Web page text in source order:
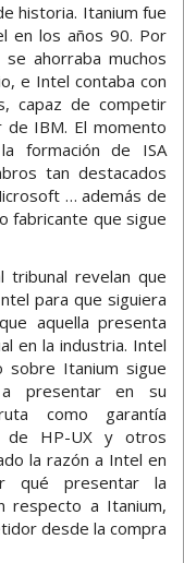
historia. Itanium fue
en los años 90. Por
ahorraba muchos
e Intel contaba con
capaz de competir
de IBM. El momento
formación de ISA
tan destacados
… además de
fabricante que sigue
tribunal revelan que
para que siguiera
aquella presenta
en la industria. Intel
sobre Itanium sigue
presentar en su
como garantía
de HP-UX y otros
la razón a Intel en
qué presentar la
respecto a Itanium,
desde la compra